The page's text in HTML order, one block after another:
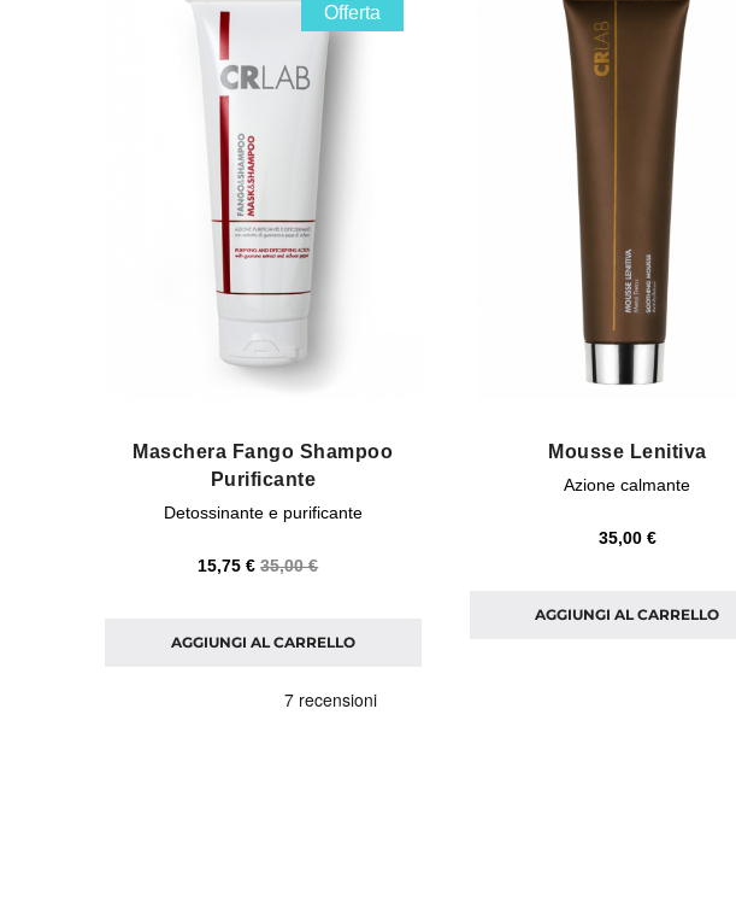
Offerta
Maschera Fango Shampoo
Purificante
Detossinante e purificante
15,75 € 35,00 €
AGGIUNGI AL CARRELLO
Mousse Lenitiva
Azione calmante
35,00 €
AGGIUNGI AL CARRELLO